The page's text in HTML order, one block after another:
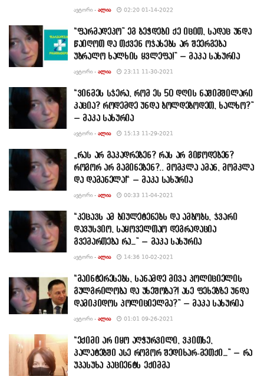
ᲐᲕᲢᲝᲠᲘ - ᲐᲚᲘᲐ 02:20 01-14-2022
“ფარმადეპო” ეგ ბეჭდები ქე იცით, სადაც უნდა
წაიღოთ და თქვენ ოჯახებს არ შეერგება
უბრალო ხალხის ყვლეფა!” – მაკა სახურია
ᲐᲕᲢᲝᲠᲘ - ᲐᲚᲘᲐ 23:11 11-30-2021
“ვინმეს სჯერა, რომ ეს 50 დღის ნაშიმშილარი
კაცია? როდემდე უნდა ბოლდებოდეთ, ხალხო?”
– მაკა სახურია
ᲐᲕᲢᲝᲠᲘ - ᲐᲚᲘᲐ 15:13 11-29-2021
„რას არ გაკადრებენ? რას არ გიწოდებენ?
როგორ არ გაგინებენ?.. მომკლა ამან, მომკლა
და დამანელა!“ – მაკა სახურია
ᲐᲕᲢᲝᲠᲘ - ᲐᲚᲘᲐ 00:33 11-04-2021
“კეცავს ამ ბიულეტენებს და ამბობს, ჯვარი
დავუსვიო, საყოველთაო დეგრადაცია
გვემართება რა…” – მაკა სახურია
ᲐᲕᲢᲝᲠᲘ - ᲐᲚᲘᲐ 14:36 10-02-2021
“მაინტერესებს, სანამდე მივა პოლიციელის
გულგრილობა და უხეშობა?! ასე ფეხებზე უნდა
დამიკიდოს პოლიციელმა?” – მაკა სახურია
ᲐᲕᲢᲝᲠᲘ - ᲐᲚᲘᲐ 01:01 09-26-2021
“ექიმი არ იყო აღჭურვილი, ვკითხე,
პალატებში ასე როგორ შედიხარ-მეთქი…” – რა
უპასუხა პაციენტს ექიმმა